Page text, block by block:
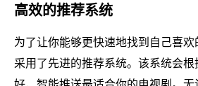
高效的推荐系统
为了让你能够更快速地找到自己喜
采用了先进的推荐系统。该系统会